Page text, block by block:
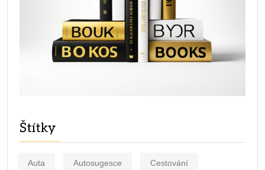
Štítky
Auta Autosugesce Cestování